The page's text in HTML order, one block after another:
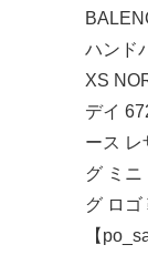
ハンド
XS
デイ
ース レ
グ ミニ
グ ロゴ
【